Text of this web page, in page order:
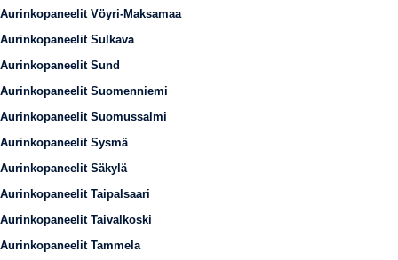
Aurinkopaneelit Vöyri-Maksamaa
Aurinkopaneelit Sulkava
Aurinkopaneelit Sund
Aurinkopaneelit Suomenniemi
Aurinkopaneelit Suomussalmi
Aurinkopaneelit Sysmä
Aurinkopaneelit Säkylä
Aurinkopaneelit Taipalsaari
Aurinkopaneelit Taivalkoski
Aurinkopaneelit Tammela